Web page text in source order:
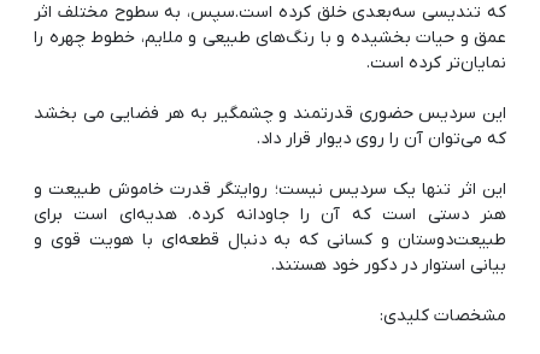
که تندیسی سه‌بعدی خلق کرده است.سپس، به سطوح مختلف اثر
عمق و حیات بخشیده و با رنگ‌های طبیعی و ملایم، خطوط چهره را
این سردیس حضوری قدرتمند و چشمگیر به هر فضایی می بخشد
این اثر تنها یک سردیس نیست؛ روایتگر قدرت خاموش طبیعت و
هنر دستی است که آن را جاودانه کرده. هدیه‌ای است برای
طبیعت‌دوستان و کسانی که به دنبال قطعه‌ای با هویت قوی و